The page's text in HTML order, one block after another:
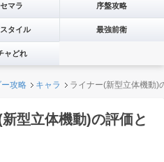
マラ 序盤攻略
タイル 最強前衛
ャどれ
攻略 キャラ ライナー(新型立体機動)
型立体機動)の評価と